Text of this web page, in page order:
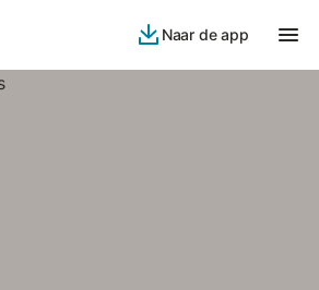
Naar de app